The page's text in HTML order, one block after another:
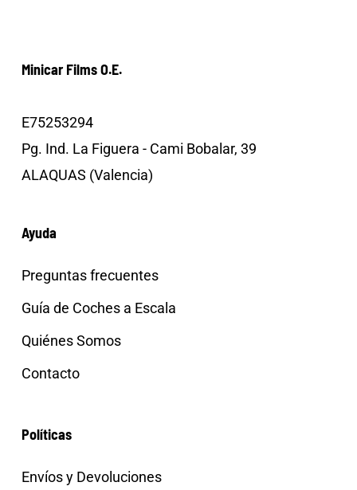
Minicar Films O.E.
E75253294
Pg. Ind. La Figuera - Cami Bobalar, 39
ALAQUAS (Valencia)
Ayuda
Preguntas frecuentes
Guía de Coches a Escala
Quiénes Somos
Contacto
Políticas
Envíos y Devoluciones